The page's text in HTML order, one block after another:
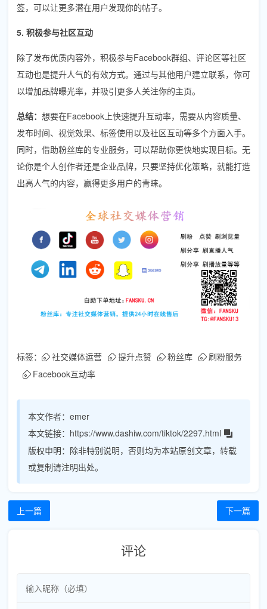
签，可以让更多潜在用户发现你的帖子。
5. 积极参与社区互动
除了发布优质内容外，积极参与Facebook群组、评论区等社区
互动也是提升人气的有效方式。通过与其他用户建立联系，你可
以增加品牌曝光率，并吸引更多人关注你的主页。
总结： 想要在Facebook上快速提升互动率，需要从内容质量、
发布时间、视觉效果、标签使用以及社区互动等多个方面入手。
同时，借助粉丝库的专业服务，可以帮助你更快地实现目标。无
论你是个人创作者还是企业品牌，只要坚持优化策略，就能打造
出高人气的内容，赢得更多用户的青睐。
标签： 社交媒体运营 提升点赞 粉丝库
刷粉服务
Facebook互动率
本文作者： emer
本文链接： https://www.dashiw.com/tiktok/2297.html
版权申明： 除非特别说明，否则均为本站原创文章，转载
或复制请注明出处。
上一篇 下一篇
评论